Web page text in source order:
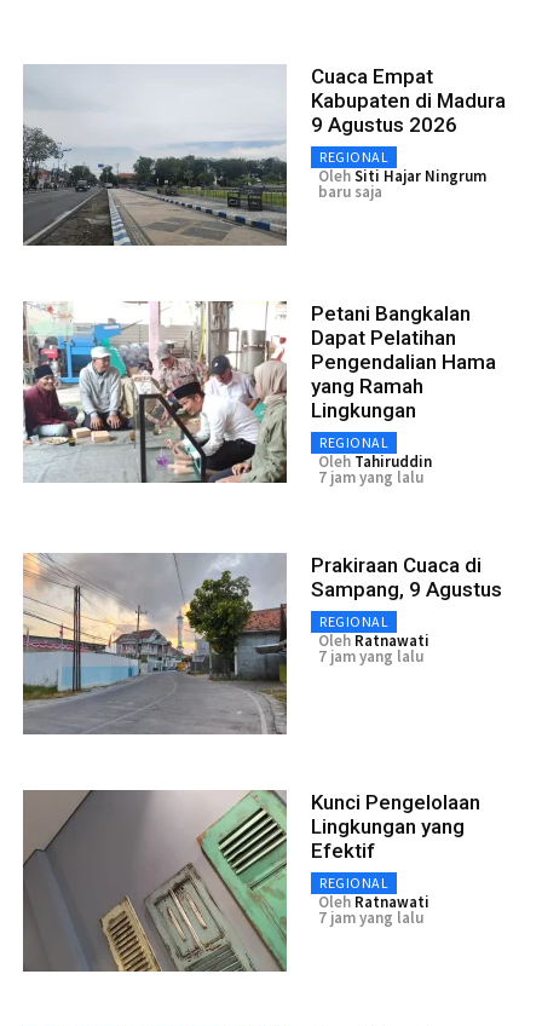
Cuaca Empat
Kabupaten di Madura
9 Agustus 2026
REGIONAL
OlehSiti Hajar Ningrum
baru saja
Petani Bangkalan
Dapat Pelatihan
Pengendalian Hama
yang Ramah
Lingkungan
REGIONAL
Oleh Tahiruddin
7 jam yang lalu
Prakiraan Cuaca di
Sampang, 9 Agustus
REGIONAL
Oleh Ratnawati
7 jam yang lalu
Kunci Pengelolaan
Lingkungan yang
Efektif
REGIONAL
Oleh Ratnawati
7 jam yang lalu